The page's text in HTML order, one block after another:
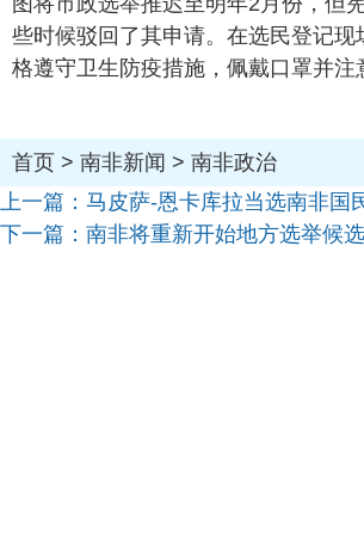
些时候驳回了其申请。在选民登记现
格遵守卫生防疫措施，佩戴口罩并注
首页 > 南非新闻 > 南非政治
上一篇： 马皮萨-恩卡库拉当选南非国
下一篇： 南非将重新开始地方选举候